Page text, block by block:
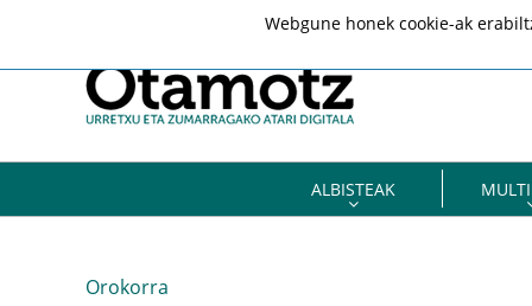
ALBISTEAK
Orokorra
Webgune honek cookie-ak